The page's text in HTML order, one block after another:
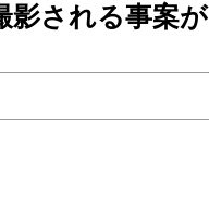
影される事案が